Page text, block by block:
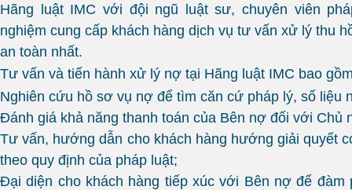
Hãng luật IMC với đội ngũ luật sư, chuyên viên
nghiệm cung cấp khách hàng dịch vụ tư vấn xử lý thu
an toàn nhất.
Tư vấn và tiến hành xử lý nợ tại Hãng luật IMC bao
Nghiên cứu hồ sơ vụ nợ để tìm căn cứ pháp lý, số liệu
Đánh giá khả năng thanh toán của Bên nợ đối với Chủ
Tư vấn, hướng dẫn cho khách hàng hướng giải quyết
theo quy định của pháp luật;
Đại diện cho khách hàng tiếp xúc với Bên nợ để đàm